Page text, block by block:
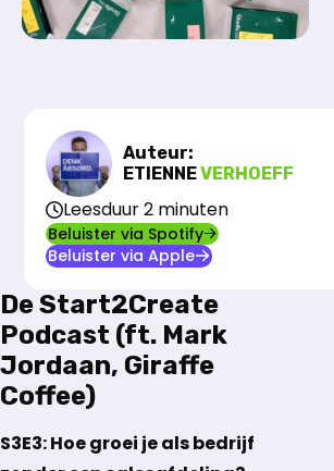
Auteur:
ETIENNEVERHOEFF
Leesduur 2 minuten
Beluister via Spotify
Beluister via Apple
De Start2Create
Podcast (ft. Mark
Jordaan, Giraffe
Coffee)
S3E3: Hoe groei je als bedrijf